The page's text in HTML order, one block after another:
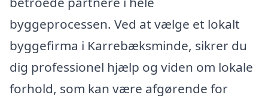
byggeprocessen. Ved at vælge et lokalt
byggefirma i Karrebæksminde, sikrer du
dig professionel hjælp og viden om lokale
forhold, som kan være afgørende for